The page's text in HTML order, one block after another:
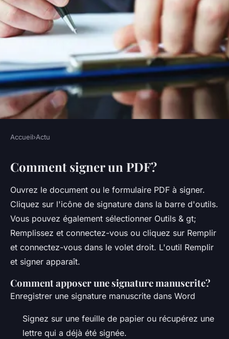
Comment ajouter une
signature manuscrite sur un
mail ?
5 octobre 2022•
Accueil›Actu
Comment signer un PDF?
Ouvrez le document ou le formulaire PDF à signer.
Cliquez sur l'icône de signature dans la barre d'outils.
Vous pouvez également sélectionner Outils & gt;
Remplissez et connectez-vous ou cliquez sur Remplir
et connectez-vous dans le volet droit. L'outil Remplir
et signer apparaît.
Comment apposer une signature manuscrite?
Enregistrer une signature manuscrite dans Word
Signez sur une feuille de papier ou récupérez une
lettre qui a déjà été signée.